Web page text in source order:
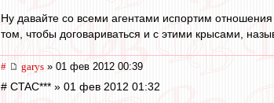
Ну давайте со всеми агентами испортим
том, чтобы договариваться и с этими крысами,
# garys » 01 фев 2012 00:39
# CTAC*** » 01 фев 2012 01:32